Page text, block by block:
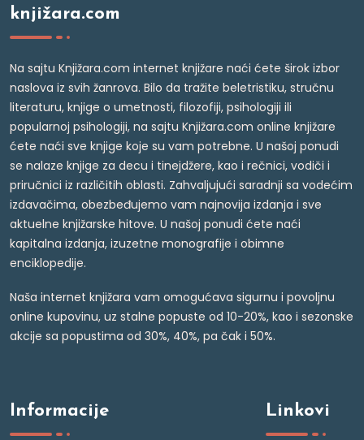
knjižara.com
Na sajtu Knjižara.com internet knjižare naći ćete širok izbor
naslova iz svih žanrova. Bilo da tražite beletristiku, stručnu
literaturu, knjige o umetnosti, filozofiji, psihologiji ili
popularnoj psihologiji, na sajtu Knjižara.com online knjižare
ćete naći sve knjige koje su vam potrebne. U našoj ponudi
se nalaze knjige za decu i tinejdžere, kao i rečnici, vodiči i
priručnici iz različitih oblasti. Zahvaljujući saradnji sa vodećim
izdavačima, obezbeđujemo vam najnovija izdanja i sve
aktuelne knjižarske hitove. U našoj ponudi ćete naći
kapitalna izdanja, izuzetne monografije i obimne
enciklopedije.
Naša internet knjižara vam omogućava sigurnu i povoljnu
online kupovinu, uz stalne popuste od 10-20%, kao i sezonske
akcije sa popustima od 30%, 40%, pa čak i 50%.
Informacije Linkovi